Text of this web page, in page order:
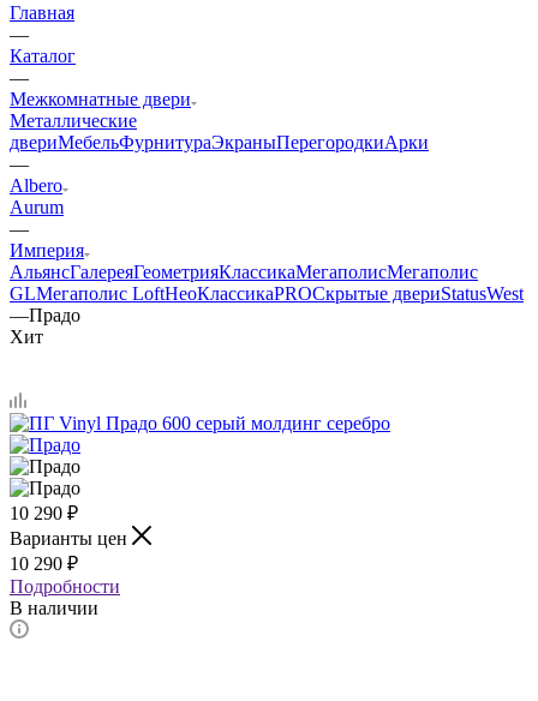
Главная
—
Каталог
—
Межкомнатные двери
Металлические
двериМебельФурнитураЭкраныПерегородкиАрки
—
Albero
Aurum
—
Империя
АльянсГалереяГеометрияКлассикаМегаполисМегаполис
GLМегаполис LoftНеоКлассикаPROСкрытые двериStatusWest
—Прадо
Хит
10 290 ₽
Варианты цен
10 290 ₽
Подробности
В наличии